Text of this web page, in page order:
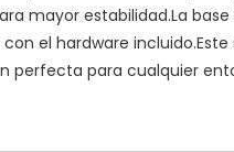
mayor estabilidad.La
el hardware incluido.Este
para cualquier